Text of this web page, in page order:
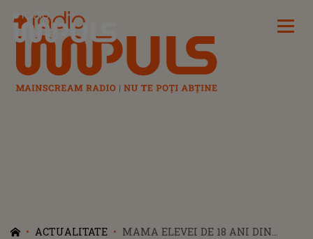
Radio Impuls
ACTUALITATE
MAMA ELEVEI DE 18 ANI DIN